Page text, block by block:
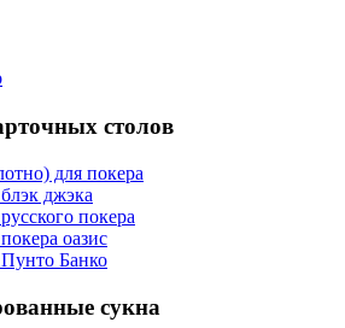
столов
для покера
джэка
покера
оазис
Банко
сукна